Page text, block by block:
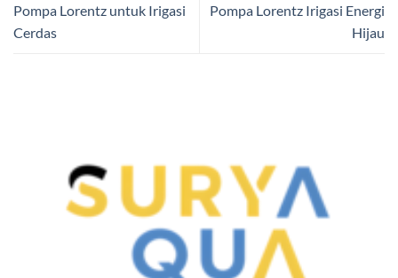
Pompa Lorentz untuk Irigasi
Cerdas
Pompa Lorentz Irigasi Energi
Hijau